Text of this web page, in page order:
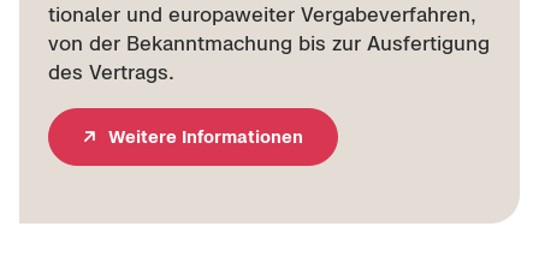
tio­na­ler und eu­ro­pa­wei­ter Ver­ga­be­ver­fah­ren,
von der Be­kannt­ma­chung bis zur Aus­fer­ti­gung
des Ver­trags.
Wei­te­re In­for­ma­tio­nen